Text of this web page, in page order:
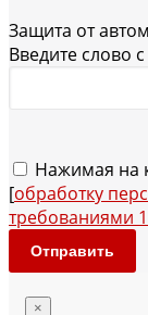
Защита от
Введите слово
Нажимая на
[обработку
требованиями
Отправить
×